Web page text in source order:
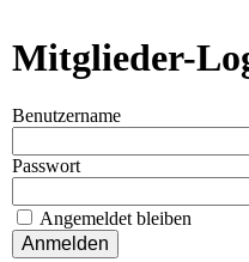
Mitglieder-
Benutzername
Passwort
Angemeldet bleiben